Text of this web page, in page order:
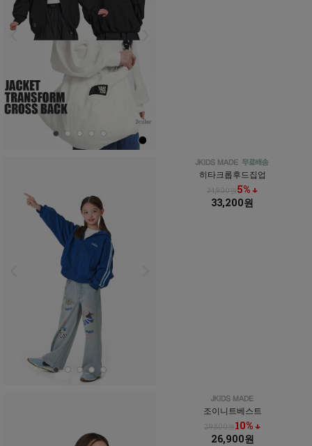
히타크롭후드집업
34,900원5% ↓
33,200원
조이니트베스트
29,800원10% ↓
26,900원